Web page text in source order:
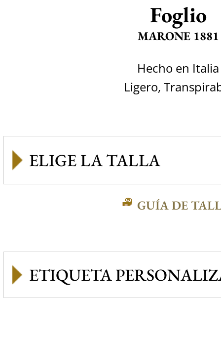
Foglio
MARONE 1881
Hecho en Italia
Ligero,
GUÍA DE
ETIQUETA